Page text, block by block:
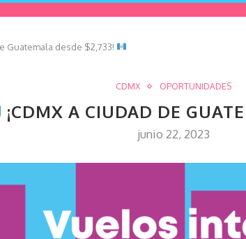
Guatemala desde $2,733!
CDMX OPORTUNIDADES
¡CDMX A CIUDAD DE
junio 22, 2023